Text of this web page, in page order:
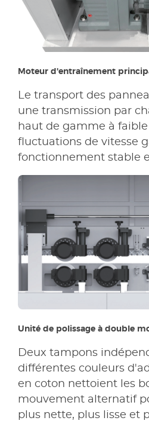
Moteur d'entraînement
Le transport des
une transmission par
haut de gamme à
fluctuations de vitesse
fonctionnement stable
Unité de polissage à double
Deux tampons
différentes couleurs
en coton nettoient les
mouvement alternatif
plus nette, plus lisse et